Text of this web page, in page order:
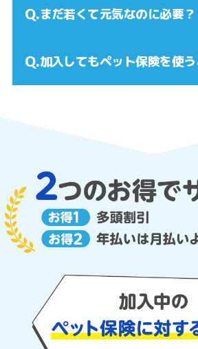
Q.まだ若くて元気なのに必要？
Q.加入してもペット保険を使